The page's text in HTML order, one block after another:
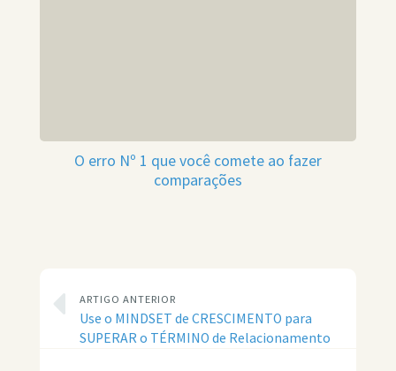
O erro Nº 1 que você comete ao fazer
comparações
ARTIGO ANTERIOR
Use o MINDSET de CRESCIMENTO para
SUPERAR o TÉRMINO de Relacionamento